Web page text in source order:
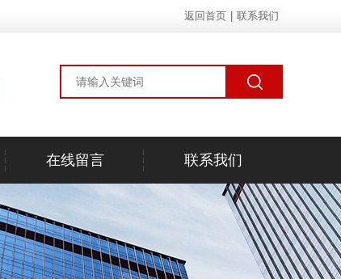
返回首页 联系我们
在线留言 联系我们